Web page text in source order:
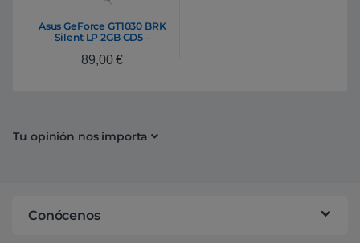
Asus GeForce GT1030 BRK
Silent LP 2GB GD5 –
89,00€
Tu opinión nos importa
Conócenos